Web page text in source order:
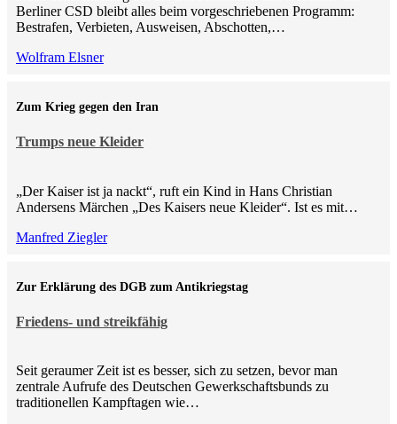
Berliner CSD bleibt alles beim vorgeschriebenen Programm:
Bestrafen, Verbieten, Ausweisen, Abschotten,…
Wolfram Elsner
Trumps neue Kleider
Zum Krieg gegen den Iran
„Der Kaiser ist ja nackt“, ruft ein Kind in Hans Christian
Andersens Märchen „Des Kaisers neue Kleider“. Ist es mit…
Manfred Ziegler
Friedens- und streikfähig
Zur Erklärung des DGB zum Antikriegstag
Seit geraumer Zeit ist es besser, sich zu setzen, bevor man
zentrale Aufrufe des Deutschen Gewerkschaftsbunds zu
traditionellen Kampftagen wie…